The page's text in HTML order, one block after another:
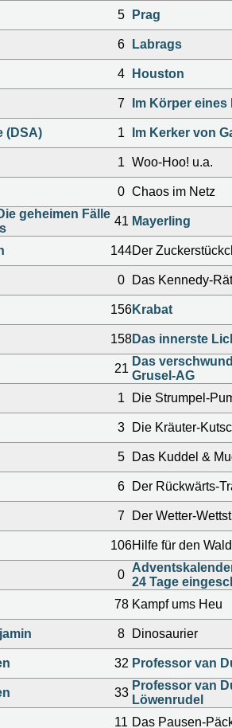
5 Prag
6 Labrags
4 Houston
7 Im Körper
(DSA) 1 Im Kerker von
1 Woo-Hoo! u.a.
0 Chaos im Netz
geheimen Fälle
41 Mayerling
144Der
0 Das Kennedy-
156Krabat
158Das innerste
21
Das
Grusel-AG
1 Die Strumpel-
3 Die Kräuter-
5 Das Kuddel &
6 Der Rückwärts-
7 Der Wetter-
106Hilfe für den Wald
0
24 Tage
78 Kampf ums Heu
8 Dinosaurier
32 Professor van
33
Professor van
Löwenrudel
11 Das Pausen-